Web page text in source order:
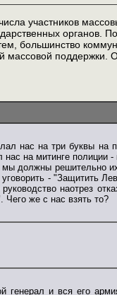
участников
органов.
большинство
поддержки.
нас на три буквы на
на митинге полиции
должны решительно
- "Защитить
наотрез
Чего же с нас взять то?
генерал и вся его